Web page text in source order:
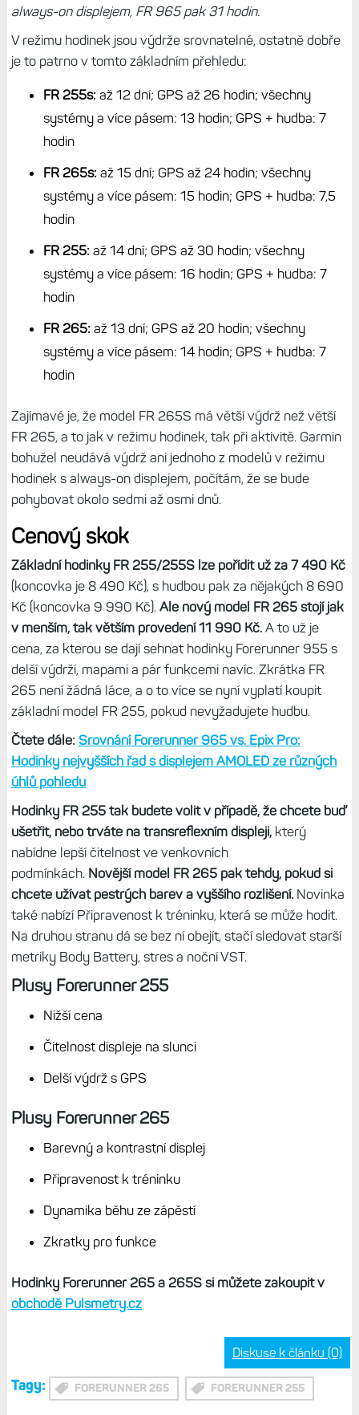
always-on displejem, FR 965 pak 31 hodin.
V režimu hodinek jsou výdrže srovnatelné, ostatně dobře
je to patrno v tomto základním přehledu:
FR 255s: až 12 dní; GPS až 26 hodin; všechny
systémy a více pásem: 13 hodin; GPS + hudba: 7
hodin
FR 265s: až 15 dní; GPS až 24 hodin; všechny
systémy a více pásem: 15 hodin; GPS + hudba: 7,5
hodin
FR 255: až 14 dní; GPS až 30 hodin; všechny
systémy a více pásem: 16 hodin; GPS + hudba: 7
hodin
FR 265: až 13 dní; GPS až 20 hodin; všechny
systémy a více pásem: 14 hodin; GPS + hudba: 7
hodin
Zajímavé je, že model FR 265S má větší výdrž než větší
FR 265, a to jak v režimu hodinek, tak při aktivitě. Garmin
bohužel neudává výdrž ani jednoho z modelů v režimu
hodinek s always-on displejem, počítám, že se bude
pohybovat okolo sedmi až osmi dnů.
Cenový skok
Základní hodinky FR 255/255S lze pořídit už za 7 490 Kč
(koncovka je 8 490 Kč), s hudbou pak za nějakých 8 690
Kč (koncovka 9 990 Kč). Ale nový model FR 265 stojí jak
v menším, tak větším provedení 11 990 Kč.A to už je
cena, za kterou se dají sehnat hodinky Forerunner 955 s
delší výdrží, mapami a pár funkcemi navíc. Zkrátka FR
265 není žádná láce, a o to více se nyní vyplatí koupit
základní model FR 255, pokud nevyžadujete hudbu.
Čtete dále: Srovnání Forerunner 965 vs. Epix Pro:
Hodinky nejvyšších řad s displejem AMOLED ze různých
úhlů pohledu
Hodinky FR 255 tak budete volit v případě, že chcete buď
ušetřit, nebo trváte na transreflexním displeji,který
nabídne lepší čitelnost ve venkovních
podmínkách. Novější model FR 265 pak tehdy, pokud si
chcete užívat pestrých barev a vyššího rozlišení.Novinka
také nabízí Připravenost k tréninku, která se může hodit.
Na druhou stranu dá se bez ní obejít, stačí sledovat starší
metriky Body Battery, stres a noční VST.
Plusy Forerunner 255
Nižší cena
Čitelnost displeje na slunci
Delší výdrž s GPS
Plusy Forerunner 265
Barevný a kontrastní displej
Připravenost k tréninku
Dynamika běhu ze zápěstí
Zkratky pro funkce
Hodinky Forerunner 265 a 265S si můžete zakoupit v
obchodě Pulsmetry.cz
Diskuse k článku (0)
Tagy: FORERUNNER 265 FORERUNNER 255